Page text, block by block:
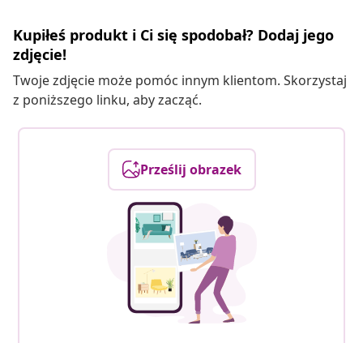
Kupiłeś produkt i Ci się spodobał? Dodaj jego
zdjęcie!
Twoje zdjęcie może pomóc innym klientom. Skorzystaj
z poniższego linku, aby zacząć.
Prześlij obrazek